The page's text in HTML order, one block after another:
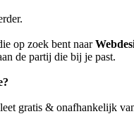
op zoek bent naar
de partij die bij je past.
gratis & onafhankelijk